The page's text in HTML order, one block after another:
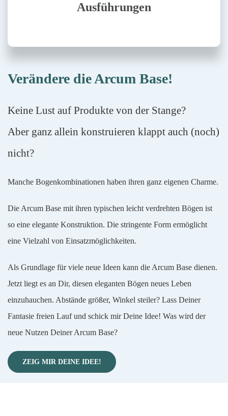
Ausführungen
Verändere die Arcum Base!
Keine Lust auf Produkte von der Stange?
Aber ganz allein konstruieren klappt auch (noch)
nicht?
Manche Bogenkombinationen haben ihren ganz eigenen Charme.
Die Arcum Base mit ihren typischen leicht verdrehten Bögen ist
so eine elegante Konstruktion. Die stringente Form ermöglicht
eine Vielzahl von Einsatzmöglichkeiten.
Als Grundlage für viele neue Ideen kann die Arcum Base dienen.
Jetzt liegt es an Dir, diesen eleganten Bögen neues Leben
einzuhauchen. Abstände größer, Winkel steiler? Lass Deiner
Fantasie freien Lauf und schick mir Deine Idee! Was wird der
neue Nutzen DeinerArcum Base?
ZEIG MIR DEINE IDEE!